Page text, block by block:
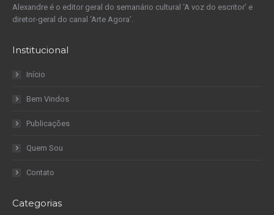
Alexandre é o editor geral do semanário cultural ‘A voz do escritor’ e
diretor-geral do canal ‘Arte Agora’.
Institucional
Início
Bem Vindos
Publicações
Quem Sou
Contato
Categorias